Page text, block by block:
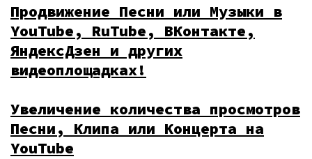
Продвижение Песни или Музыки в
YouTube, RuTube, ВКонтакте,
ЯндексДзен и других
видеоплощадках!
Увеличение количества просмотров
Песни, Клипа или Концерта на
YouTube